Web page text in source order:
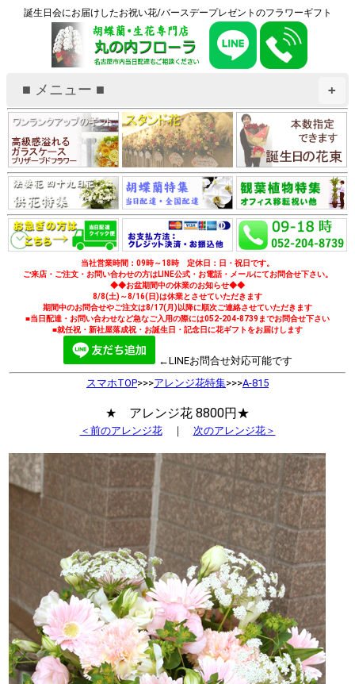
誕生日会にお届けしたお祝い花/バースデープレゼントのフラワーギフト
+
■ メニュー ■
当社営業時間：09時～18時 定休日：日・祝日です。
ご来店・ご注文・お問い合わせの方はLINE公式・お電話・メールにてお問合せ下さい。
◆◆お盆期間中の休業のお知らせ◆◆
8/8(土)～8/16(日)は休業とさせていただきます
期間中のお問合せやご注文は8/17(月)以降に順次ご連絡させていただきます
■当日配達・お問い合わせなど急なご入用の際には052-204-8739までお問合せ下さい
■就任祝・新社屋落成祝・お誕生日・記念日に花ギフトをお届けします
←LINEお問合せ対応可能です
スマホTOP>>>アレンジ花特集>>>A-815
★ アレンジ花 8800円★
＜前のアレンジ花｜ 次のアレンジ花＞